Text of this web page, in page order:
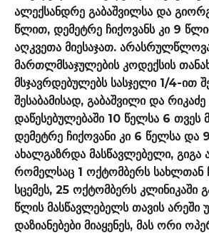
ალექსანდრე გაბაშვილსა და
წლით, დემეტრე ჩიქოვანს კი 9
აღკვეთა მიესაჯათ.
მართლმსაჯულების კოდექსის
მსჯავრდებულებს სასჯელი 1/4-ით
შესაბამისად, გაბაშვილი და რიკაძე
დაწესებულებაში 10 წელსა 6 თვეს
დემეტრე ჩიქოვანი კი 6 წელსა და
ახალგაზრდა მასწავლებელი, გიგა
რომელსაც 1 ოქტომბერს სახლთან
სცემეს, 25 ოქტომბერს კლინიკაში
წლის მასწავლებელს თავის არეში
დაზიანებები მიაყენეს, მას ორი